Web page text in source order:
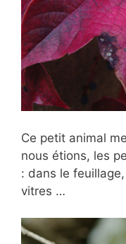
Ce petit animal
nous étions, les
: dans le
vitres …